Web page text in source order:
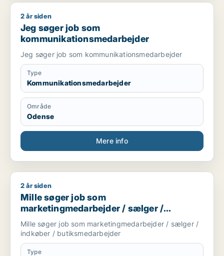
Jeg søger job som kommunikationsmedarbejder
2 år siden
Jeg søger job som
kommunikationsmedarbejder
Jeg søger job som kommunikationsmedarbejder
Type
Kommunikationsmedarbejder
Område
Odense
Mere info
Mille søger job som marketingmedarbejder / sælger /
2 år siden
Mille søger job som
marketingmedarbejder / sælger /
indkøber / butiksmedarbejder
Mille søger job som marketingmedarbejder / sælger /
indkøber / butiksmedarbejder
Type